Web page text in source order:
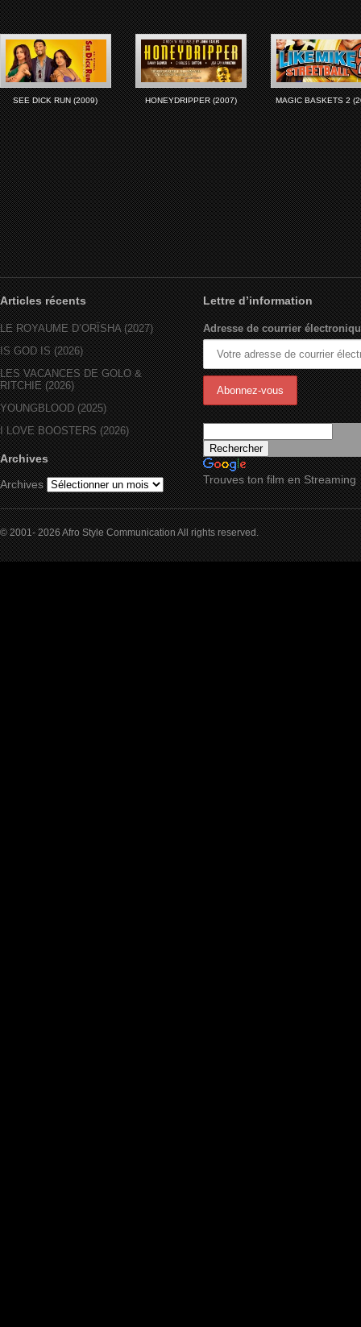
SEE DICK RUN (2009) HONEYDRIPPER (2007) MAGIC BASKETS 2
Articles récents
LE ROYAUME D’ORÏSHA (2027)
IS GOD IS (2026)
LES VACANCES DE GOLO &
RITCHIE (2026)
YOUNGBLOOD (2025)
I LOVE BOOSTERS (2026)
Archives
Archives
Lettre d’information
Adresse de courrier
Trouves ton film en Streaming
© 2001- 2026 Afro Style Communication All rights reserved.